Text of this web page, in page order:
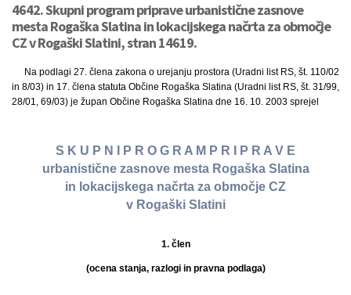
4642. Skupni program priprave urbanistične zasnove
mesta Rogaška Slatina in lokacijskega načrta za območje
CZ v Rogaški Slatini, stran 14619.
Na podlagi 27. člena zakona o urejanju prostora (Uradni list RS, št. 110/02
in 8/03) in 17. člena statuta Občine Rogaška Slatina (Uradni list RS, št. 31/99,
28/01, 69/03) je župan Občine Rogaška Slatina dne 16. 10. 2003 sprejel
S K U P N I P R O G R A M P R I P R A V E
urbanistične zasnove mesta Rogaška Slatina
in lokacijskega načrta za območje CZ
v Rogaški Slatini
1. člen
(ocena stanja, razlogi in pravna podlaga)